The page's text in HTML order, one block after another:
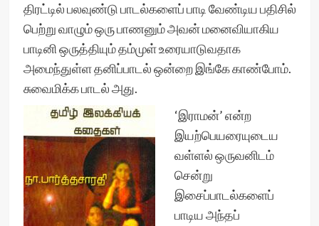
திரட்டில் பலவுண்டு பாடல்களைப் பாடி வேண்டிய பதிசில்
பெற்று வாழும் ஒரு பாணனும் அவன் மனைவியாகிய
பாடினி ஒருத்தியும் தம்முள் உரையாடுவதாக
அமைந்துள்ள தனிப்பாடல் ஒன்றை இங்கே காண்போம்.
சுவைமிக்க பாடல் அது.
‘இராமன்’ என்ற
இயற்பெயரையுடைய
வள்ளல் ஒருவனிடம்
சென்று
இசைப்பாடல்களைப்
பாடிய அந்தப்